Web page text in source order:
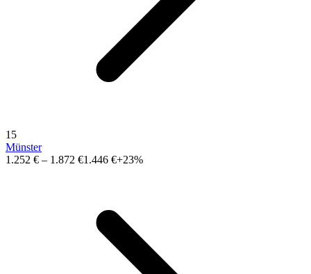
15
Münster
1.252 € – 1.872 €1.446 €+23%